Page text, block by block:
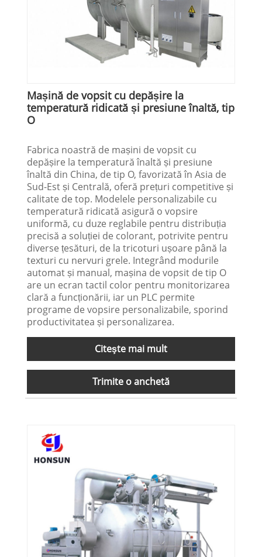
Mașină de vopsit cu depășire la
temperatură ridicată și presiune înaltă, tip
O
Fabrica noastră de mașini de vopsit cu
depășire la temperatură înaltă și presiune
înaltă din China, de tip O, favorizată în Asia de
Sud-Est și Centrală, oferă prețuri competitive și
calitate de top. Modelele personalizabile cu
temperatură ridicată asigură o vopsire
uniformă, cu duze reglabile pentru distribuția
precisă a soluției de colorant, potrivite pentru
diverse țesături, de la tricoturi ușoare până la
texturi cu nervuri grele. Integrând modurile
automat și manual, mașina de vopsit de tip O
are un ecran tactil color pentru monitorizarea
clară a funcționării, iar un PLC permite
programe de vopsire personalizabile, sporind
productivitatea și personalizarea.
Citeşte mai mult
Trimite o anchetă